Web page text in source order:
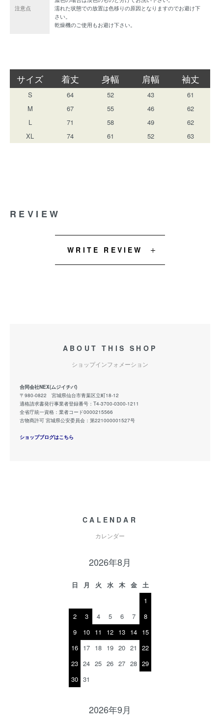
注意点
濡れた状態での放置は色移りの原因となりますのでお避け下
さい。
乾燥機のご使用もお避け下さい。
サイズ 着丈 身幅 肩幅 袖丈
S 64 52 43
61
M
67 55 46
62
L
71 58 49
62
XL
74 61 52 63
REVIEW
WRITE REVIEW
ABOUT THIS SHOP
ショップインフォメーション
合同会社NEX(ムジイチバ)
〒980-0822 宮城県仙台市青葉区立町18-12
適格請求書発行事業者登録番号：T4-3700-0300-1211
全省庁統一資格：業者コード0000215566
古物商許可 宮城県公安委員会：第221000001527号
ショップブログはこちら
CALENDAR
カレンダー
2026年8月
日 月 火 水 木 金
土
1
2
3 4 5 6 7
8
9
10 11 12 13 14 15
16 17 18 19 20 21
22
23 24 25 26 27 28 29
30 31
2026年9月